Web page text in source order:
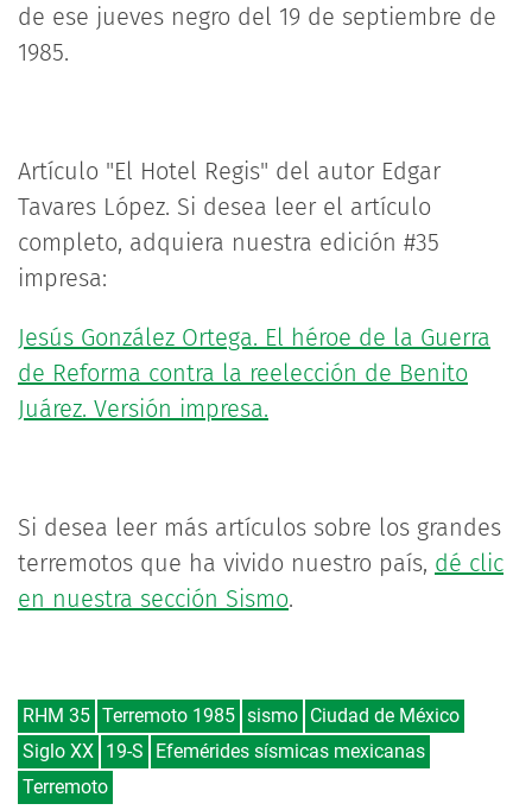
de ese jueves negro del 19 de septiembre de
1985.
Artículo "El Hotel Regis" del autor Edgar
Tavares López. Si desea leer el artículo
completo, adquiera nuestra edición #35
impresa:
Jesús González Ortega. El héroe de la Guerra
de Reforma contra la reelección de Benito
Juárez. Versión impresa.
Si desea leer más artículos sobre los grandes
terremotos que ha vivido nuestro país, dé clic
en nuestra sección Sismo.
RHM 35 Terremoto 1985 sismo Ciudad de México
Siglo XX 19-S
Efemérides sísmicas mexicanas
Terremoto